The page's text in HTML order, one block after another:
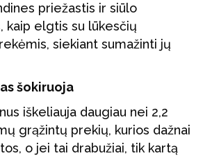
priežastis ir siūlo
kaip elgtis su lūkesčių
siekiant sumažinti jų
šokiruoja
iškeliauja daugiau nei 2,2
grąžintų prekių, kurios dažnai
o jei tai drabužiai, tik kartą